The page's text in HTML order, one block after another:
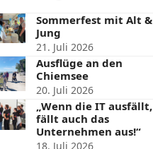
Sommerfest mit Alt &
Jung
21. Juli 2026
Ausflüge an den
Chiemsee
20. Juli 2026
„Wenn die IT ausfällt,
fällt auch das
Unternehmen aus!“
18. Juli 2026